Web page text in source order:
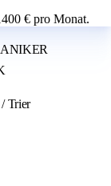
€ pro Monat.
Trier